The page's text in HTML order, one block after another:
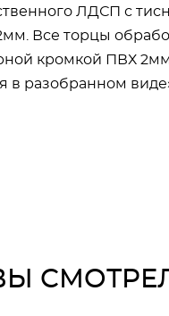
ЛДСП с
Все торцы
кромкой ПВХ
в разобранном